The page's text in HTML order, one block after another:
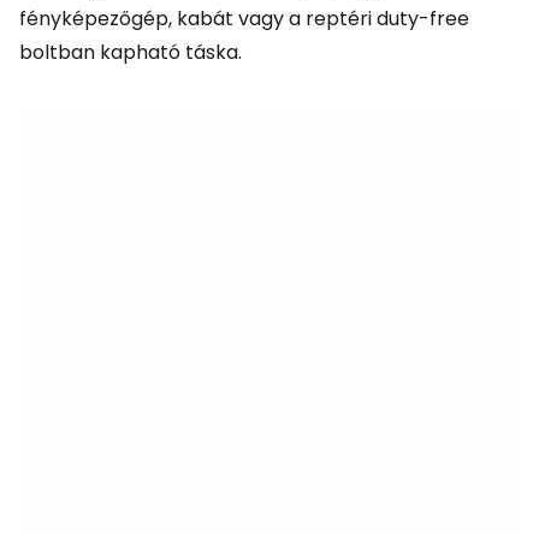
fényképezőgép, kabát vagy a reptériduty-free
boltban kapható táska.